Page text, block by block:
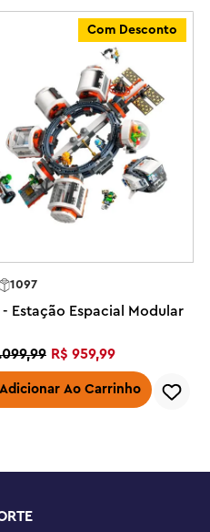
podem
de
cidade é
LEGO® City
inclui tudo o
penico de
dia
de
à sua
Com Desconto
1097
Estação Espacial Modular
099,99 R$ 959,99
Adicionar Ao Carrinho